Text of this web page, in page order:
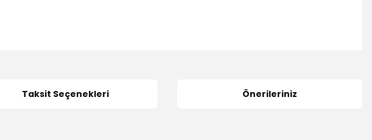
Taksit Seçenekleri Önerileriniz